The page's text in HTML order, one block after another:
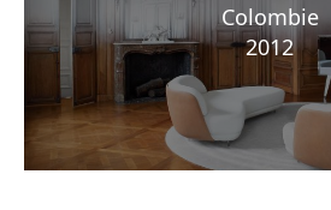
Colombie
2012